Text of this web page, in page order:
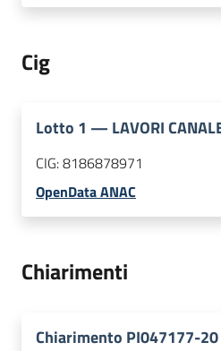
Cig
Lotto 1 — LAVORI
CIG:8186878971
OpenData ANAC
Chiarimenti
Chiarimento PI047177-20